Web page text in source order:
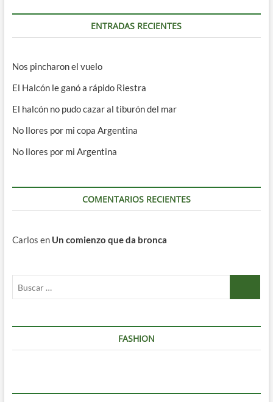
ENTRADAS RECIENTES
Nos pincharon el vuelo
El Halcón le ganó a rápido Riestra
El halcón no pudo cazar al tiburón del mar
No llores por mi copa Argentina
No llores por mi Argentina
COMENTARIOS RECIENTES
Carlos en Un comienzo que da bronca
FASHION